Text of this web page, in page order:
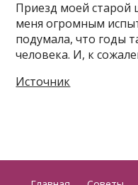
Приезд моей старой
меня огромным
подумала, что годы
человека. И, к
Источник